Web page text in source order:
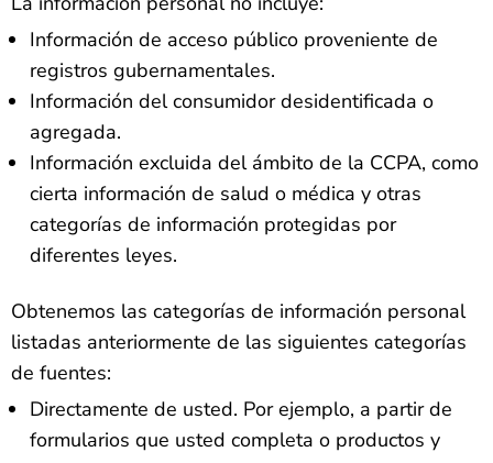
Información de acceso público proveniente de
registros gubernamentales.
Información del consumidor desidentificada o
agregada.
Información excluida del ámbito de la CCPA, como
cierta información de salud o médica y otras
categorías de información protegidas por
diferentes leyes.
Obtenemos las categorías de información personal
listadas anteriormente de las siguientes categorías
de fuentes:
Directamente de usted. Por ejemplo, a partir de
formularios que usted completa o productos y